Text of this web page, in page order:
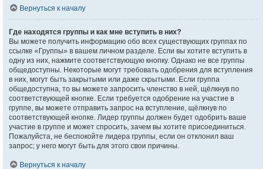
Вернуться к началу
Где находятся группы и как мне вступить в них?
Вы можете получить информацию обо всех существующих группах по
ссылке «Группы» в вашем личном разделе. Если вы хотите вступить в
одну из них, нажмите соответствующую кнопку. Однако не все группы
общедоступны. Некоторые могут требовать одобрения для вступления
в них, могут быть закрытыми или даже скрытыми. Если группа
общедоступна, то вы можете запросить членство в ней, щёлкнув по
соответствующей кнопке. Если требуется одобрение на участие в
группе, вы можете отправить запрос на вступление, щёлкнув по
соответствующей кнопке. Лидер группы должен будет одобрить ваше
участие в группе и может спросить, зачем вы хотите присоединиться.
Пожалуйста, не беспокойте лидера группы, если он отклонил ваш
запрос; у него могут быть для этого свои причины.
Вернуться к началу